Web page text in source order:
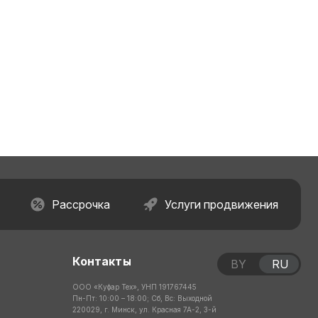
Рассрочка Услуги продвижения
Контакты
ООО «Куфар Тех», УНП 191767445
Пн-Пт: 10:00 – 18:00; Сб, Вс: Выходной
220029, г. Минск, ул. Красная 7А-2, 3-й
BY RU